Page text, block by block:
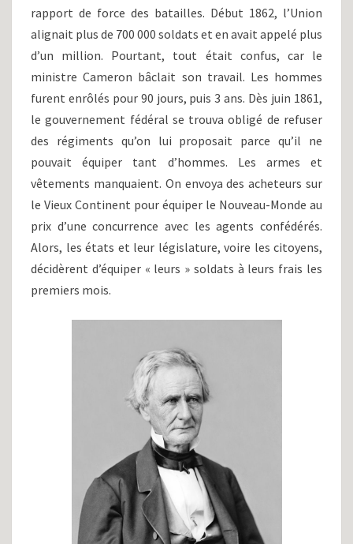
rapport de force des batailles. Début 1862, l’Union
alignait plus de 700 000 soldats et en avait appelé plus
d’un million. Pourtant, tout était confus, car le
ministre Cameron bâclait son travail. Les hommes
furent enrôlés pour 90 jours, puis 3 ans. Dès juin 1861,
le gouvernement fédéral se trouva obligé de refuser
des régiments qu’on lui proposait parce qu’il ne
pouvait équiper tant d’hommes. Les armes et
vêtements manquaient. On envoya des acheteurs sur
le Vieux Continent pour équiper le Nouveau-Monde au
prix d’une concurrence avec les agents confédérés.
Alors, les états et leur législature, voire les citoyens,
décidèrent d’équiper « leurs » soldats à leurs frais les
premiers mois.